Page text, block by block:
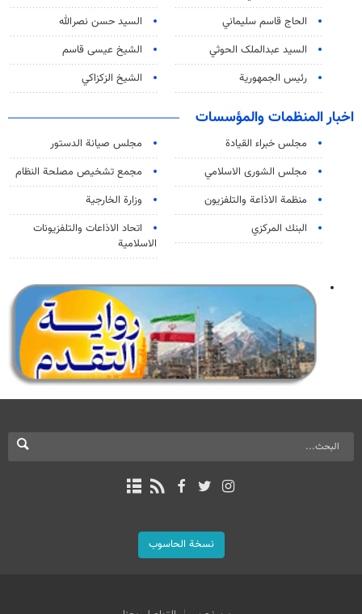
الحاج قاسم سليماني
السيد حسن نصرالله
السید عبدالملک الحوثي
الشيخ عيسى قاسم
رئيس الجمهورية
الشيخ الزكزاكي
اخبار المنظمات والمؤسسات
مجلس خبراء القيادة
مجلس صيانة الدستور
مجلس الشورى الاسلامي
مجمع تشخيص مصلحة النظام
منظمة الاذاعة والتلفزیون
وزارة الخارجية
البنك المركزي
اتحاد الاذاعات والتلفزيونات
الاسلامية
نسخة الحاسوب